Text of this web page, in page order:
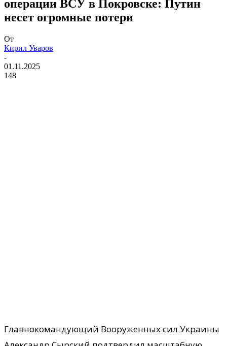
операции ВСУ в Покровске: Путин
несет огромные потери
От
Кирил Уваров
-
01.11.2025
148
Главнокомандующий Вооруженных сил Украины